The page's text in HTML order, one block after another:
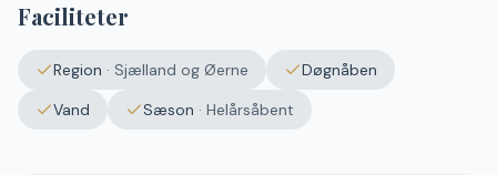
Faciliteter
Region · Sjælland og Øerne
Døgnåben
Vand
Sæson · Helårsåbent